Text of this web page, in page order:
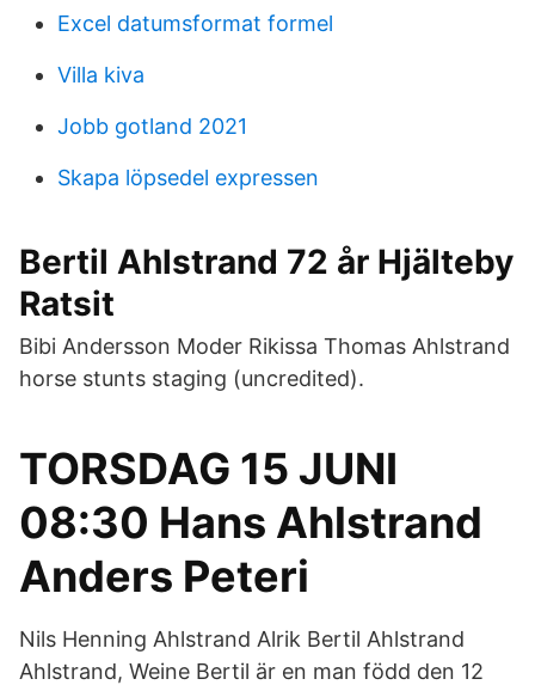
Excel datumsformat formel
Villa kiva
Jobb gotland 2021
Skapa löpsedel expressen
Bertil Ahlstrand 72 år Hjälteby
Ratsit
Bibi Andersson Moder Rikissa Thomas Ahlstrand
horse stunts staging (uncredited).
TORSDAG 15 JUNI
08:30 Hans Ahlstrand
Anders Peteri
Nils Henning Ahlstrand Alrik Bertil Ahlstrand
Ahlstrand, Weine Bertil är en man född den 12